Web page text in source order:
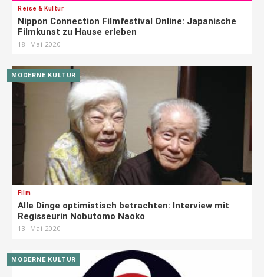
Reise & Kultur
Nippon Connection Filmfestival Online: Japanische
Filmkunst zu Hause erleben
18. Mai 2020
MODERNE KULTUR
Film
Alle Dinge optimistisch betrachten: Interview mit
Regisseurin Nobutomo Naoko
13. Mai 2020
MODERNE KULTUR